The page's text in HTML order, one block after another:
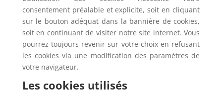
consentement préalable et explicite, soit en cliquant
sur le bouton adéquat dans la bannière de cookies,
soit en continuant de visiter notre site internet. Vous
pourrez toujours revenir sur votre choix en refusant
les cookies via une modification des paramètres de
votre navigateur.
Les cookies utilisés